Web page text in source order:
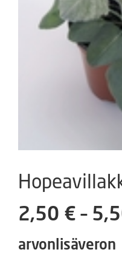
2,50 € –
arvonlisäveron